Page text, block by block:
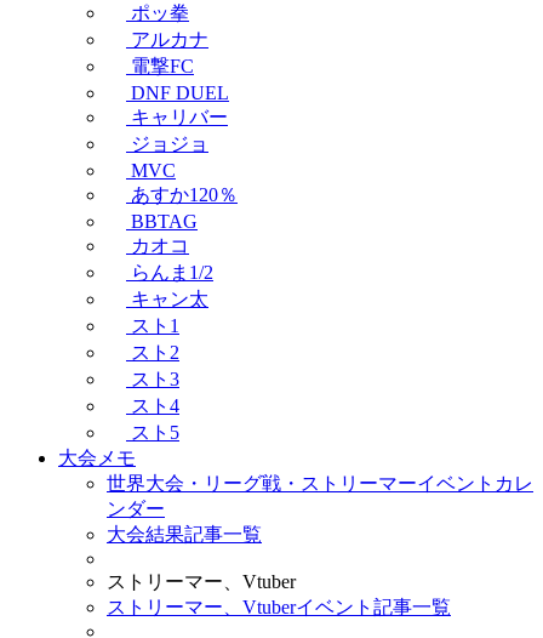
ポッ拳
アルカナ
電撃FC
DNF DUEL
キャリバー
ジョジョ
MVC
あすか120％
BBTAG
カオコ
らんま1/2
キャン太
スト1
スト2
スト3
スト4
スト5
大会メモ
世界大会・リーグ戦・ストリーマーイベントカレ
ンダー
大会結果記事一覧
ストリーマー、Vtuber
ストリーマー、Vtuberイベント記事一覧